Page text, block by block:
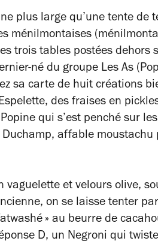
plus large qu’une tente de
ménilmontaises
trois tables postées dehors
né du groupe Les As
sa carte de huit créations
des fraises en
qui s’est penché sur
Duchamp, affable
vaguelette et velours olive,
on se laisse tenter
» au beurre de
D, un Negroni qui